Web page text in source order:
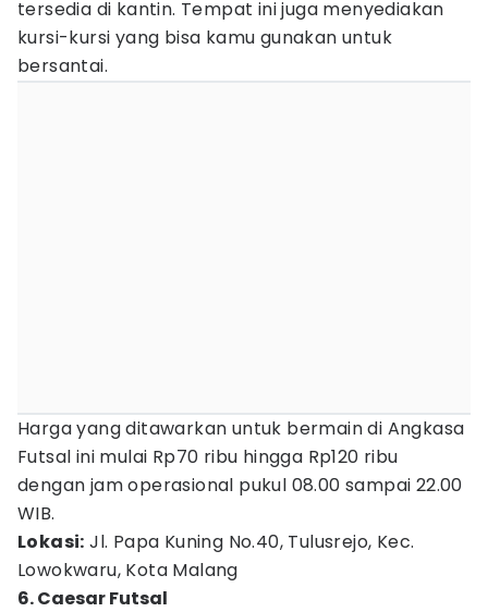
tersedia di kantin. Tempat ini juga menyediakan
kursi-kursi yang bisa kamu gunakan untuk
bersantai.
Harga yang ditawarkan untuk bermain di Angkasa
Futsal ini mulai Rp70 ribu hingga Rp120 ribu
dengan jam operasional pukul 08.00 sampai 22.00
WIB.
Lokasi: Jl. Papa Kuning No.40, Tulusrejo, Kec.
Lowokwaru, Kota Malang
6. Caesar Futsal